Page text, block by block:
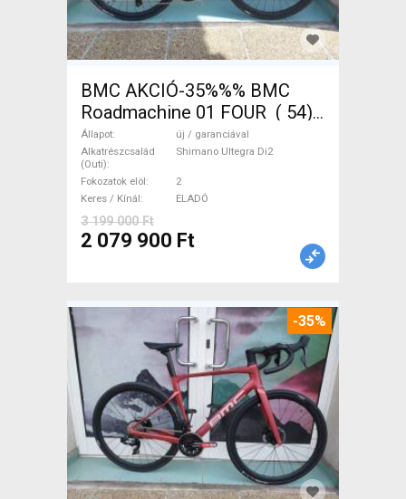
BMC AKCIÓ-35%%% BMC
Roadmachine 01 FOUR ( 54)
Országúti, Triatlon Shimano
Ultegra Di2 tárcsafék új /
garanciával ELADÓ
Állapot
új / garanciával
Alkatrészcsalád
(Outi)
Shimano Ultegra Di2
Fokozatok elöl
2
Keres / Kínál
ELADÓ
3 199 000 Ft
2 079 900 Ft
-35%